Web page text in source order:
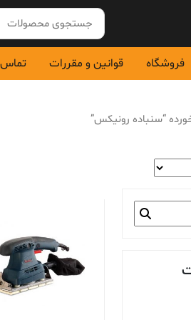
فروشگاه قوانین و مقررات تماس
“سنباده رونیکس”